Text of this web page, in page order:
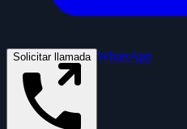
Solicitar llamada WhatsApp